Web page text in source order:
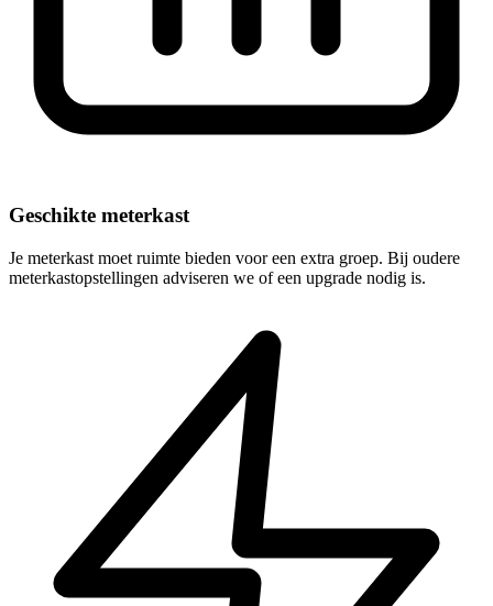
Geschikte meterkast
Je meterkast moet ruimte bieden voor een extra groep. Bij oudere
meterkastopstellingen adviseren we of een upgrade nodig is.